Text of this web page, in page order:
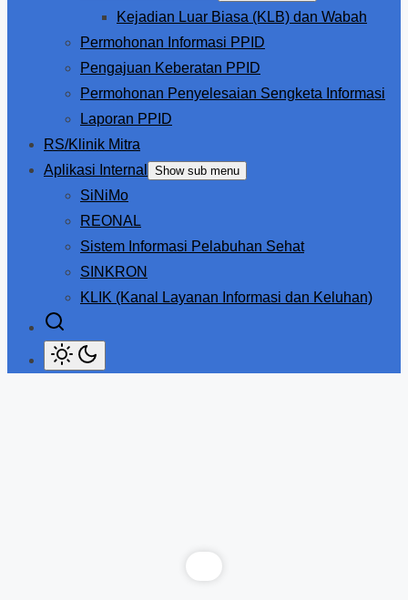
Kejadian Luar Biasa (KLB) dan Wabah
Permohonan Informasi PPID
Pengajuan Keberatan PPID
Permohonan Penyelesaian Sengketa Informasi
Laporan PPID
RS/Klinik Mitra
Aplikasi Internal
Show sub menu
SiNiMo
REONAL
Sistem Informasi Pelabuhan Sehat
SINKRON
KLIK (Kanal Layanan Informasi dan Keluhan)